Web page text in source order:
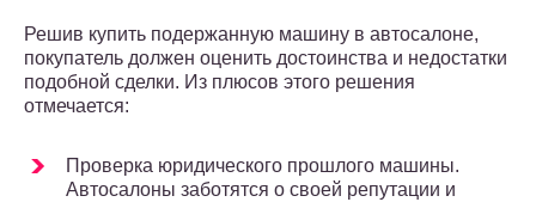
Решив купить подержанную машину в автосалоне,
покупатель должен оценить достоинства и недостатки
подобной сделки. Из плюсов этого решения
отмечается:
Проверка юридического прошлого машины.
Автосалоны заботятся о своей репутации и